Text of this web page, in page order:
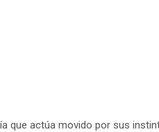
que actúa movido por sus